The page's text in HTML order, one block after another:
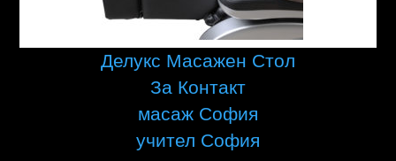
Делукс Масажен Стол
За Контакт
масаж София
учител София